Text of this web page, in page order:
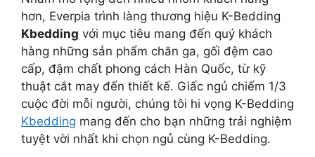
hơn, Everpia trình làng thương hiệu K-Bedding
Kbedding với mục tiêu mang đến quý khách
hàng những sản phẩm chăn ga, gối đệm cao
cấp, đậm chất phong cách Hàn Quốc, từ kỹ
thuật cắt may đến thiết kế. Giấc ngủ chiếm 1/3
cuộc đời mỗi người, chúng tôi hi vọng K-Bedding
Kbedding mang đến cho bạn những trải nghiệm
tuyệt vời nhất khi chọn ngủ cùng K-Bedding.